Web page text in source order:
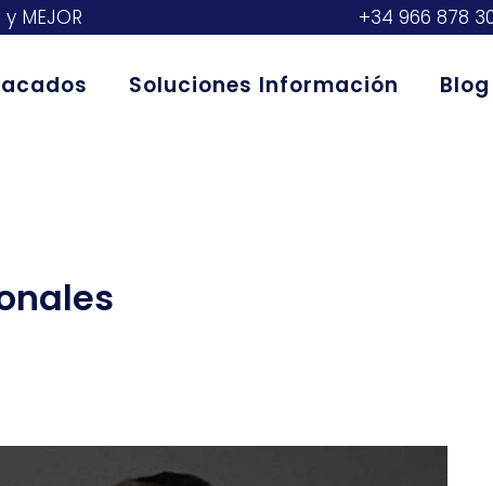
MEJOR +34 966 878
Soluciones Información Blog